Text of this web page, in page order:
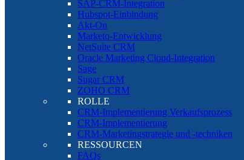
SAP-CRM-Integration
Hubspot-Einbindung
Akt-On
Marketo-Entwicklung
NetSuite CRM
Oracle Marketing Cloud-Integration
Sage
Sugar CRM
ZOHO CRM
ROLLE
CRM-Implementierung Verkaufsprozess
CRM-Implementierung
CRM-Marketingstrategie und -techniken
RESSOURCEN
FAQs